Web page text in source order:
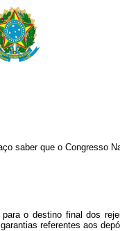
saber que o Congresso
o destino final dos
referentes aos